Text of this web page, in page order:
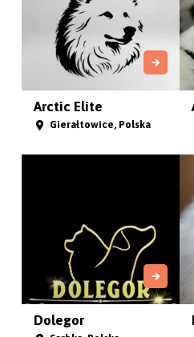
Silver from the North
FC...
Arctic Bliss